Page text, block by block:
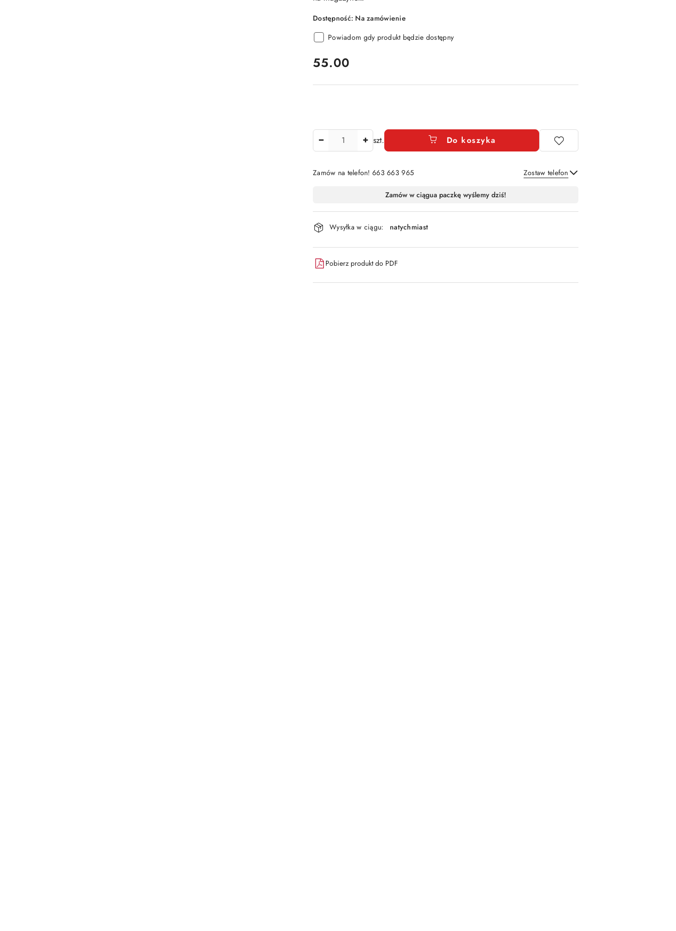
Dostępność: Na zamówienie
Powiadom gdy produkt będzie dostępny
cena:
55.00
szt. Do koszyka
Zamów na telefon! 663 663 965 Zostaw telefon
i
dostawa
Zamów w ciągua paczkę wyślemy dziś!
Wysyłka w ciągu: natychmiast
Pobierz produkt do PDF